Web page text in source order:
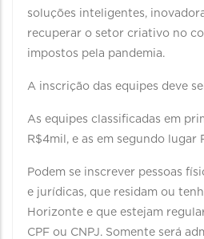
soluções inteligentes,
recuperar o setor criativo no
impostos pela pandemia.
A inscrição das equipes deve
As equipes classificadas em
R$4mil, e as em segundo lugar
Podem se inscrever pessoas
e jurídicas, que residam ou
Horizonte e que estejam
CPF ou CNPJ. Somente será